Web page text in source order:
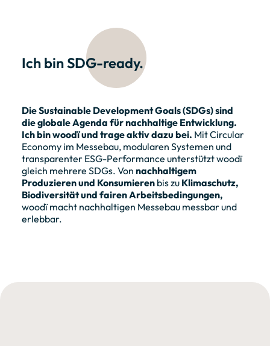
Ich bin SDG-ready.
Die Sustainable Development Goals (SDGs) sind
die globale Agenda für nachhaltige Entwicklung.
Ich bin woodï und trage aktiv dazu bei. Mit Circular
Economy im Messebau, modularen Systemen und
transparenter ESG-Performance unterstützt woodï
gleich mehrere SDGs. Von nachhaltigem
Produzieren und Konsumierenbis zu Klimaschutz,
Biodiversität und fairen Arbeitsbedingungen,
woodï macht nachhaltigen Messebau messbar und
erlebbar.